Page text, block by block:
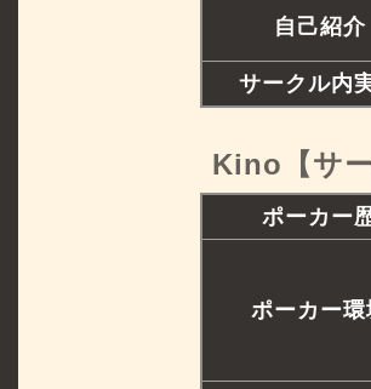
自己紹介
サークル内
Kino【サ
ポーカー
ポーカー環